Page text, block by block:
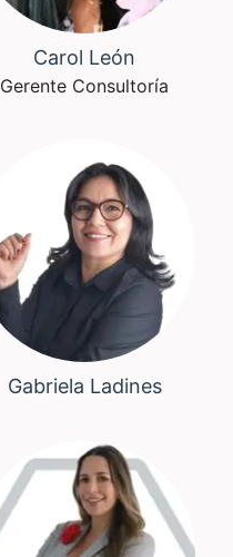
Carol León
Gerente Consultoría
Gabriela Ladines